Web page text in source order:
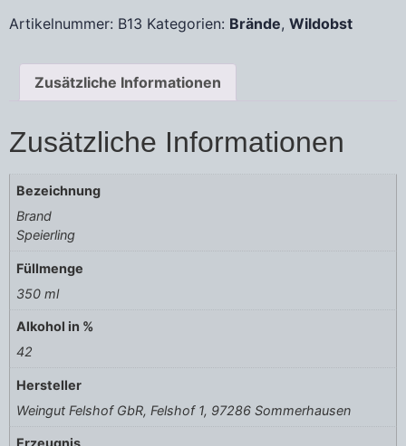
Artikelnummer: B13 Kategorien: Brände, Wildobst
Zusätzliche Informationen
Zusätzliche Informationen
Bezeichnung
Brand
Speierling
Füllmenge
350 ml
Alkohol in %
42
Hersteller
Weingut Felshof GbR, Felshof 1, 97286 Sommerhausen